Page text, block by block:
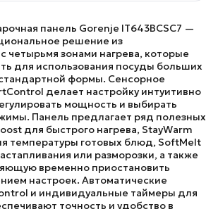
панель Gorenje IT643BCSC7 —
решение из
четырьмя зонами нагрева, которые
для использования посуды больших
формы. Сенсорное
делает настройку интуитивно
мощность и выбирать
Панель предлагает ряд полезных
для быстрого нагрева, StayWarm
температуры готовых блюд, SoftMelt
или разморозки, а также
временно приостановить
настроек. Автоматические
и индивидуальные таймеры для
точность и удобство в